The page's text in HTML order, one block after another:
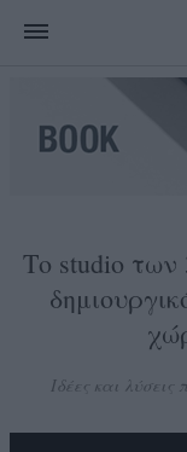
Το studio
Ιδέες και